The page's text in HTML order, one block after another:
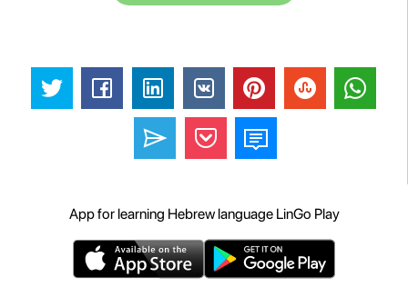
App for learning Hebrew language LinGo Play